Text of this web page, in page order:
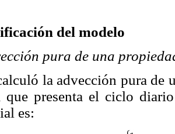
del modelo
pura de una
la advección pura de
que presenta el ciclo
es: